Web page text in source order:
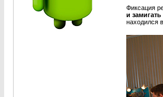
Фиксация
и
находился